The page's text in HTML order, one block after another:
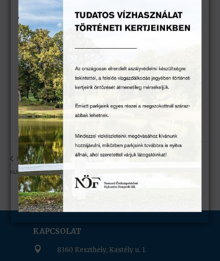
online, a jegymester oldalán
kaphatók.
A Szervező és a Produkció fenntartja
a jogot a helyszín, az időpont, a
műsor és a szereplők
változtatásával kapcsolatban.
Esőhelyszín: Balaton Színház (8360
Keszthely, Fő tér 3.)
Neil Simon: A napsugár fiúk –
KULT/SZÍN/TÉR a Festetics-kastély parkjában
Hőhullám – KULT/SZÍN/TÉR a
KAPCSOLAT
 8360 Keszthely, Kastély u. 1.